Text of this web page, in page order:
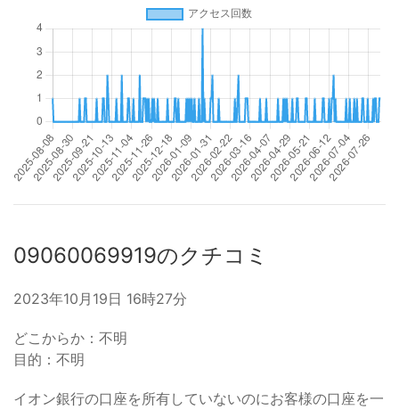
09060069919のクチコミ
2023年10月19日 16時27分
どこからか：不明
目的：不明
イオン銀行の口座を所有していないのにお客様の口座を一